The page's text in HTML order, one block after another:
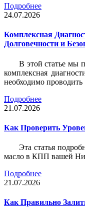
Подробнее
24.07.2026
Комплексная
Долговечности и
В этой статье мы
комплексная
необходимо проводить
Подробнее
21.07.2026
Как Проверить
Эта статья
масло в КПП вашей
Подробнее
21.07.2026
Как Правильно